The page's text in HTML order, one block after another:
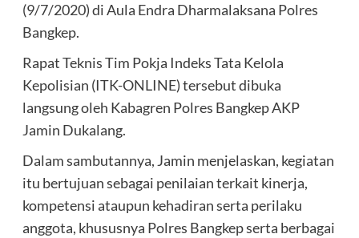
(9/7/2020) di Aula Endra Dharmalaksana Polres
Bangkep.
Rapat Teknis Tim Pokja Indeks Tata Kelola
Kepolisian (ITK-ONLINE) tersebut dibuka
langsung oleh Kabagren Polres Bangkep AKP
Jamin Dukalang.
Dalam sambutannya, Jamin menjelaskan, kegiatan
itu bertujuan sebagai penilaian terkait kinerja,
kompetensi ataupun kehadiran serta perilaku
anggota, khususnya Polres Bangkep serta berbagai